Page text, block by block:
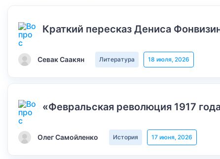
Краткий пересказ Дениса
Севак Саакян Литература 18 июля, 2026
«Февральская революция 1917
Олег Самойленко История 17 июня, 2026